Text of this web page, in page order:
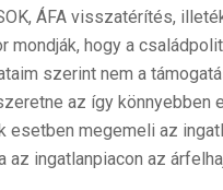
ÁFA visszatérítés,
mondják, hogy a
szerint nem a
az így könnyebben
esetben megemeli az
az ingatlanpiacon az